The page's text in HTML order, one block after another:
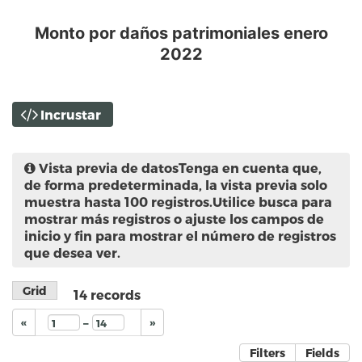
Monto por daños patrimoniales enero
2022
Incrustar
Vista previa de datosTenga en cuenta que,
de forma predeterminada, la vista previa solo
muestra hasta 100 registros.Utilice busca para
mostrar más registros o ajuste los campos de
inicio y fin para mostrar el número de registros
que desea ver.
Grid 14 records
« – »
Filters
Fields